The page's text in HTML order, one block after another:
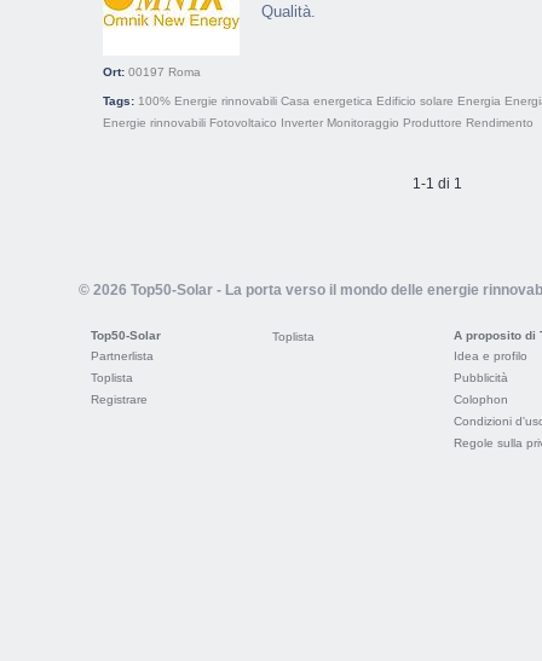
Qualità.
Ort: 00197 Roma
Tags: 100% Energie rinnovabili Casa energetica Edificio solare Energia
Energie rinnovabili Fotovoltaico Inverter Monitoraggio Produttore Rendimento
1-1 di 1
© 2026 Top50-Solar - La porta verso il mondo delle energie
Top50-Solar
Partnerlista
Toplista
Registrare
Toplista
A proposito di
Idea e profilo
Pubblicità
Colophon
Condizioni
Regole sulla